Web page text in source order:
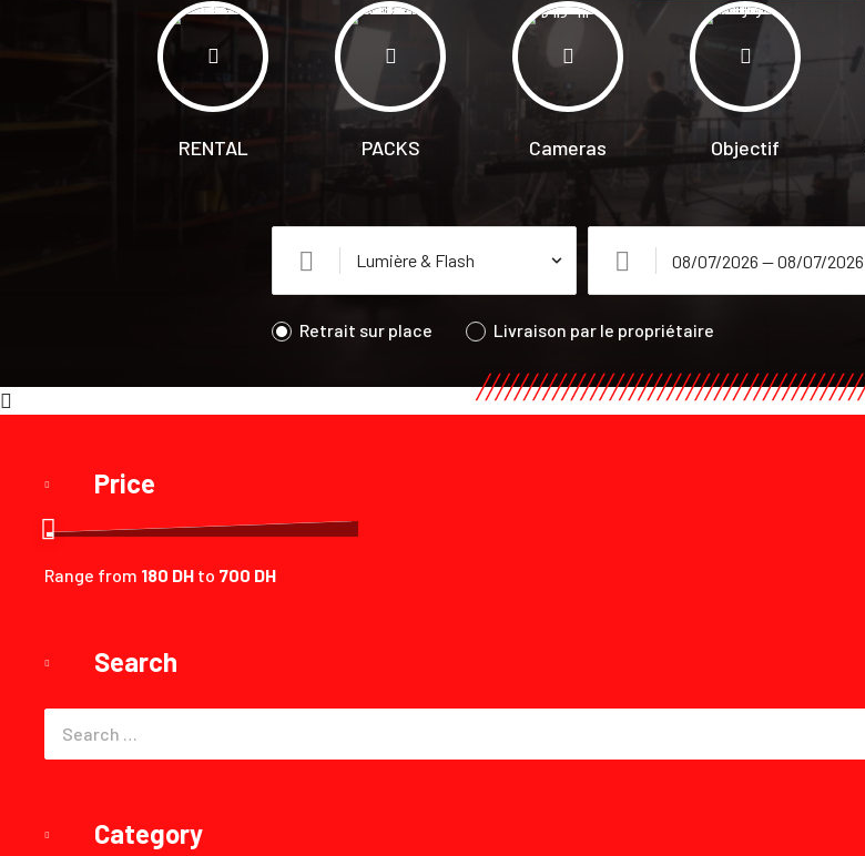
RENTAL PACKS Cameras Objectif
Retrait sur place Livraison par le propriétaire
Price
Range from 180 DH to 700 DH
Search
Category